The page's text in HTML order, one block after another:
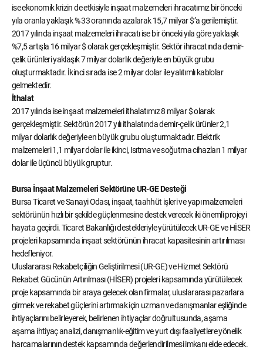
ise ekonomik krizin de etkisiyle inşaat malzemeleri ihracatımız bir önceki
yıla oranla yaklaşık % 33 oranında azalarak 15,7 milyar $’a gerilemiştir.
2017 yılında inşaat malzemeleri ihracatı ise bir önceki yıla göre yaklaşık
%7,5 artışla 16 milyar $ olarak gerçekleşmiştir. Sektör ihracatında demir-
çelik ürünleri yaklaşık 7 milyar dolarlık değeriyle en büyük grubu
oluşturmaktadır. İkinci sırada ise 2 milyar dolar ile yalıtımlı kablolar
gelmektedir.
İthalat
2017 yılında ise inşaat malzemeleri ithalatımız 8 milyar $ olarak
gerçekleşmiştir. Sektörün 2017 yılı ithalatında demir-çelik ürünler 2,1
milyar dolarlık değeriyle en büyük grubu oluşturmaktadır. Elektrik
malzemeleri 1,1 milyar dolar ile ikinci, Isıtma ve soğutma cihazları 1 milyar
dolar ile üçüncü büyük gruptur.
Bursa İnşaat Malzemeleri Sektörüne UR-GE Desteği
Bursa Ticaret ve Sanayi Odası, inşaat, taahhüt işleri ve yapı malzemeleri
sektörünün hızlı bir şekilde güçlenmesine destek verecek iki önemli projeyi
hayata geçirdi. Ticaret Bakanlığı destekleriyle yürütülecek UR-GE ve HİSER
projeleri kapsamında inşaat sektörünün ihracat kapasitesinin artırılması
hedefleniyor.
Uluslararası Rekabetçiliğin Geliştirilmesi (UR-GE) ve Hizmet Sektörü
Rekabet Gücünün Artırılması (HİSER) projeleri kapsamında yürütülecek
proje kapsamında bir araya gelecek olan firmalar, uluslararası pazarlara
girmek ve rekabet güçlerini artırmak için uzman ve danışmanlar eşliğinde
ihtiyaçlarını belirleyerek, belirlenen ihtiyaçlar doğrultusunda, aşama
aşama ihtiyaç analizi, danışmanlık-eğitim ve yurt dışı faaliyetlere yönelik
harcamalarının destek kapsamında değerlendirilmesi imkanı elde edecek.